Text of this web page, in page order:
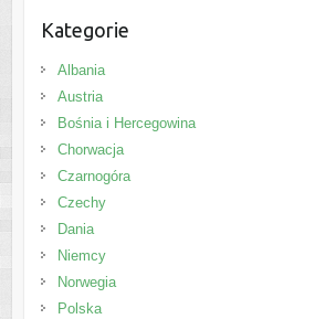
Kategorie
Albania
Austria
Bośnia i Hercegowina
Chorwacja
Czarnogóra
Czechy
Dania
Niemcy
Norwegia
Polska